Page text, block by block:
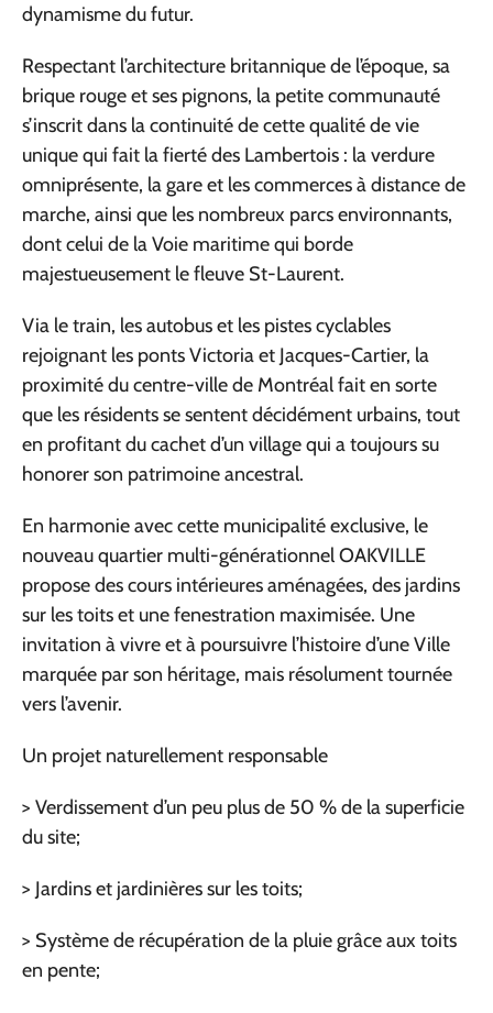
dynamisme du futur.
Respectant l’architecture britannique de l’époque, sa
brique rouge et ses pignons, la petite communauté
s’inscrit dans la continuité de cette qualité de vie
unique qui fait la fierté des Lambertois : la verdure
omniprésente, la gare et les commerces à distance de
marche, ainsi que les nombreux parcs environnants,
dont celui de la Voie maritime qui borde
majestueusement le fleuve St-Laurent.
Via le train, les autobus et les pistes cyclables
rejoignant les ponts Victoria et Jacques-Cartier, la
proximité du centre-ville de Montréal fait en sorte
que les résidents se sentent décidément urbains, tout
en profitant du cachet d’un village qui a toujours su
honorer son patrimoine ancestral.
En harmonie avec cette municipalité exclusive, le
nouveau quartier multi-générationnel OAKVILLE
propose des cours intérieures aménagées, des jardins
sur les toits et une fenestration maximisée. Une
invitation à vivre et à poursuivre l’histoire d’une Ville
marquée par son héritage, mais résolument tournée
vers l’avenir.
Un projet naturellement responsable
> Verdissement d’un peu plus de 50 % de la superficie
du site;
> Jardins et jardinières sur les toits;
> Système de récupération de la pluie grâce aux toits
en pente;